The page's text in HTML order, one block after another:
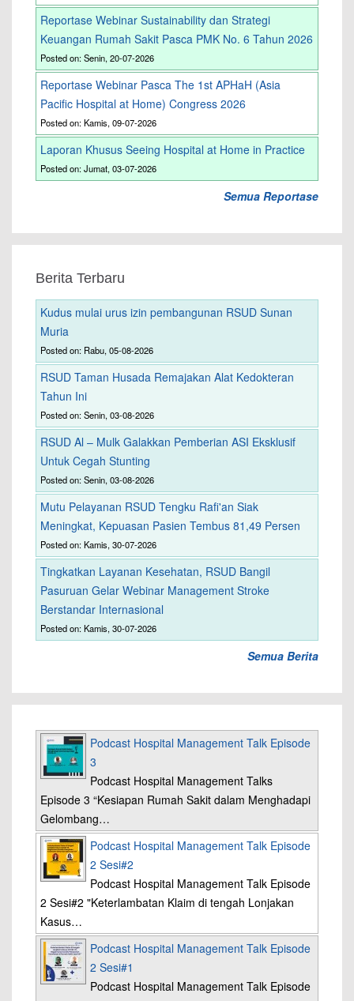
Reportase Webinar Sustainability dan Strategi
Keuangan Rumah Sakit Pasca PMK No. 6 Tahun 2026
Posted on: Senin, 20-07-2026
Reportase Webinar Pasca The 1st APHaH (Asia
Pacific Hospital at Home) Congress 2026
Posted on: Kamis, 09-07-2026
Laporan Khusus Seeing Hospital at Home in Practice
Posted on: Jumat, 03-07-2026
Semua Reportase
Berita Terbaru
Kudus mulai urus izin pembangunan RSUD Sunan
Muria
Posted on: Rabu, 05-08-2026
RSUD Taman Husada Remajakan Alat Kedokteran
Tahun Ini
Posted on: Senin, 03-08-2026
RSUD Al – Mulk Galakkan Pemberian ASI Eksklusif
Untuk Cegah Stunting
Posted on: Senin, 03-08-2026
Mutu Pelayanan RSUD Tengku Rafi'an Siak
Meningkat, Kepuasan Pasien Tembus 81,49 Persen
Posted on: Kamis, 30-07-2026
Tingkatkan Layanan Kesehatan, RSUD Bangil
Pasuruan Gelar Webinar Management Stroke
Berstandar Internasional
Posted on: Kamis, 30-07-2026
Semua Berita
Podcast Hospital Management Talk Episode
3
Podcast Hospital Management Talks
Episode 3 “Kesiapan Rumah Sakit dalam Menghadapi
Gelombang…
Podcast Hospital Management Talk Episode
2 Sesi#2
Podcast Hospital Management Talk Episode
2 Sesi#2 "Keterlambatan Klaim di tengah Lonjakan
Kasus…
Podcast Hospital Management Talk Episode
2 Sesi#1
Podcast Hospital Management Talk Episode